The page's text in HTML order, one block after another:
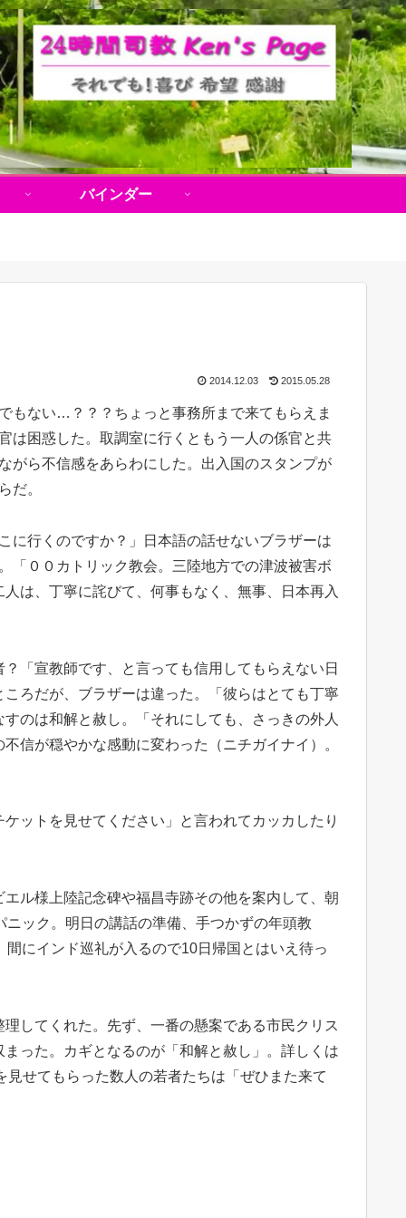
バインダー
2014.12.03 2015.05.28
もない…？？？ちょっと事務所まで来てもらえま
は困惑した。取調室に行くともう一人の係官と共
がら不信感をあらわにした。出入国のスタンプが
だ。
に行くのですか？」日本語の話せないブラザーは
「００カトリック教会。三陸地方での津波被害ボ
は、丁寧に詫びて、何事もなく、無事、日本再入
「宣教師です、と言っても信用してもらえない日
ろだが、ブラザーは違った。「彼らはとても丁寧
のは和解と赦し。「それにしても、さっきの外人
信が穏やかな感動に変わった（ニチガイナイ）。
ットを見せてください」と言われてカッカしたり
エル様上陸記念碑や福昌寺跡その他を案内して、朝
ック。明日の講話の準備、手つかずの年頭教
にインド巡礼が入るので10日帰国とはいえ待っ
してくれた。先ず、一番の懸案である市民クリス
った。カギとなるのが「和解と赦し」。詳しくは
せてもらった数人の若者たちは「ぜひまた来て